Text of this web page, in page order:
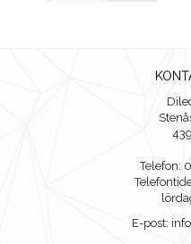
Telefon:
E-post: